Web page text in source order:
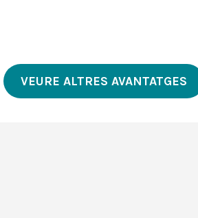
VEURE ALTRES AVANTATGES